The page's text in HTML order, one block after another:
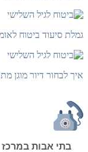
גמלת סיעוד ביטוח
איך לבחור דיור מוגן
בתי אבות במרכז